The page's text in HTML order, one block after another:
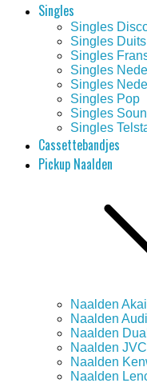
Singles
Singles
Singles Duits
Singles
Singles
Singles
Singles Pop
Singles
Singles
Cassettebandjes
Pickup Naalden
Naalden Akai
Naalden
Naalden Dual
Naalden JVC
Naalden
Naalden